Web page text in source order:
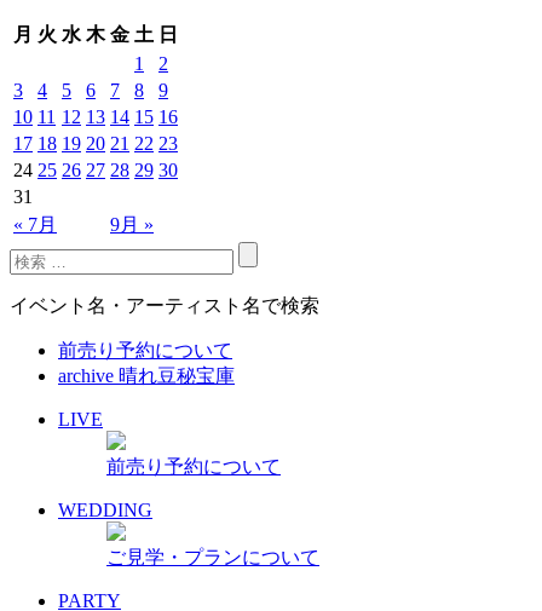
月 火 水 木 金 土 日
« 7月 9月 »
1
2
3
4 5 6 7 8
9
10 11 12 13 14 15 16
17 18 19 20 21 22 23
24 25 26 27 28 29 30
31
イベント名・アーティスト名で検索
前売り予約について
archive 晴れ豆秘宝庫
LIVE
前売り予約について
WEDDING
ご見学・プランについて
PARTY